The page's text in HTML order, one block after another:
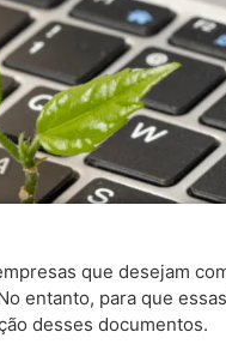
que desejam
entanto, para que
desses documentos.